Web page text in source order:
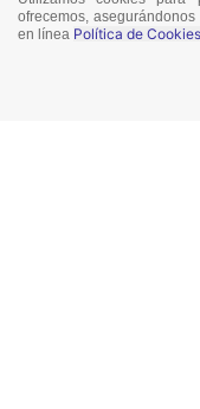
ofrecemos,
en línea Política de
¡No te